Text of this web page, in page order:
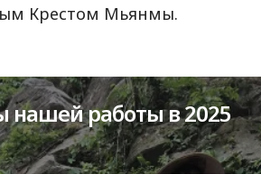
Крестом Мьянмы.
нашей работы в 2025